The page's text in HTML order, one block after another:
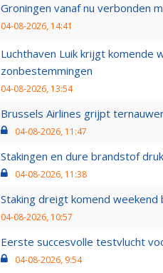
Groningen vanaf nu verbonden
04-08-2026, 14:41
Luchthaven Luik krijgt komende
zonbestemmingen
04-08-2026, 13:54
Brussels Airlines grijpt
04-08-2026, 11:47
Stakingen en dure brandstof
04-08-2026, 11:38
Staking dreigt komend weekend
04-08-2026, 10:57
Eerste succesvolle testvlucht
04-08-2026, 9:54